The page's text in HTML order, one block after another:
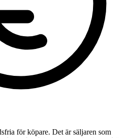
för köpare. Det är säljaren som